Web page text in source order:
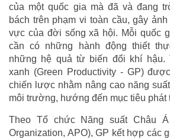
của một quốc gia mà đã và đang
bách trên phạm vi toàn cầu, gây
vực của đời sống xã hội. Mỗi quốc
cần có những hành động thiết
những hệ quả từ biến đổi khí hậu.
xanh (Green Productivity - GP)
chiến lược nhằm nâng cao năng
môi trường, hướng đến mục tiêu phát
Theo Tổ chức Năng suất Châu Á
Organization, APO), GP kết hợp các